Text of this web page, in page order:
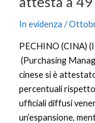
In evidenza /
PECHINO (CINA)
(Purchasing
cinese si è
percentuali
ufficiali diffusi
un’espansione,